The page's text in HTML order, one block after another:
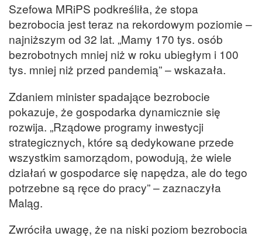
Szefowa MRiPS podkreśliła, że stopa
bezrobocia jest teraz na rekordowym poziomie –
najniższym od 32 lat. „Mamy 170 tys. osób
bezrobotnych mniej niż w roku ubiegłym i 100
tys. mniej niż przed pandemią” – wskazała.
Zdaniem minister spadające bezrobocie
pokazuje, że gospodarka dynamicznie się
rozwija. „Rządowe programy inwestycji
strategicznych, które są dedykowane przede
wszystkim samorządom, powodują, że wiele
działań w gospodarce się napędza, ale do tego
potrzebne są ręce do pracy” – zaznaczyła
Maląg.
Zwróciła uwagę, że na niski poziom bezrobocia